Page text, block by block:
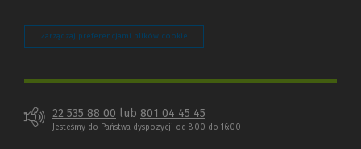
Zarządzaj preferencjami plików cookie
22 535 88 00 lub 801 04 45 45
Jesteśmy do Państwa dyspozycji od 8:00 do 16:00